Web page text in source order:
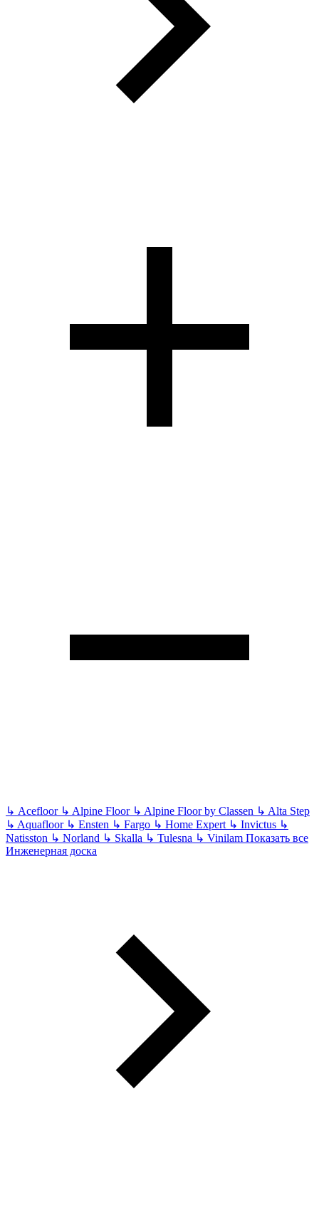
↳ Acefloor ↳ Alpine Floor ↳ Alpine Floor by Classen ↳ Alta Step
↳ Aquafloor ↳ Ensten ↳ Fargo ↳ Home Expert ↳ Invictus ↳
Natisston ↳ Norland ↳ Skalla ↳ Tulesna ↳ Vinilam Показать все
Инженерная доска